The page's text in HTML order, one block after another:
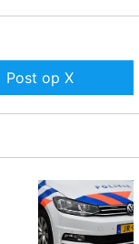
Post op X